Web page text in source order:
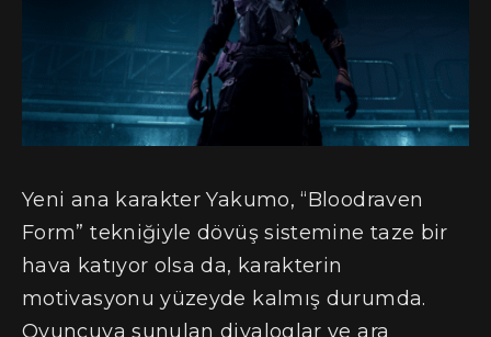
Yeni ana karakter Yakumo, “Bloodraven
Form” tekniğiyle dövüş sistemine taze bir
hava katıyor olsa da, karakterin
motivasyonu yüzeyde kalmış durumda.
Oyuncuya sunulan diyaloglar ve ara